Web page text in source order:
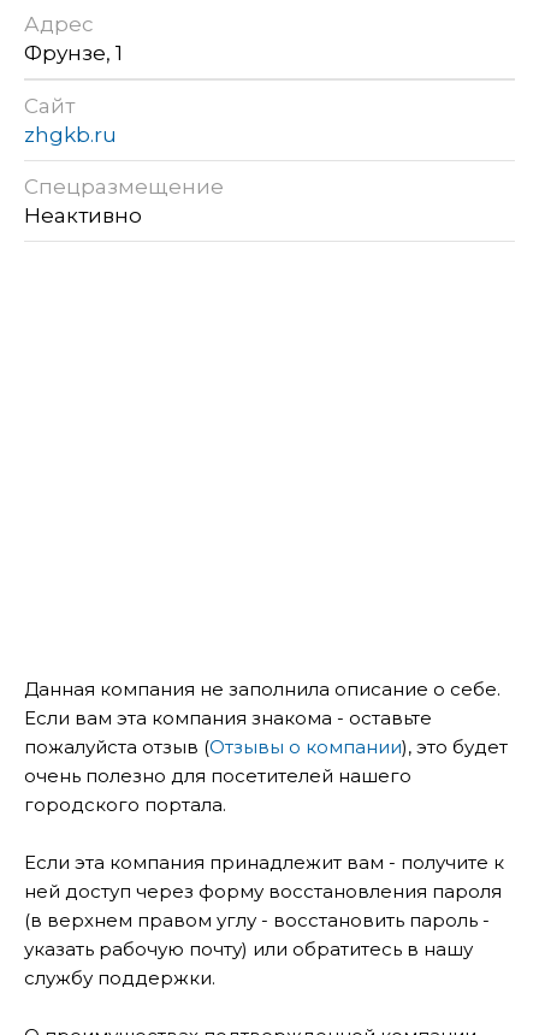
Адрес
Фрунзе, 1
Сайт
zhgkb.ru
Спецразмещение
Неактивно
Данная компания не заполнила описание о себе.
Если вам эта компания знакома - оставьте
пожалуйста отзыв (Отзывы о компании), это будет
очень полезно для посетителей нашего
городского портала.
Если эта компания принадлежит вам - получите к
ней доступ через форму восстановления пароля
(в верхнем правом углу - восстановить пароль -
указать рабочую почту) или обратитесь в нашу
службу поддержки.